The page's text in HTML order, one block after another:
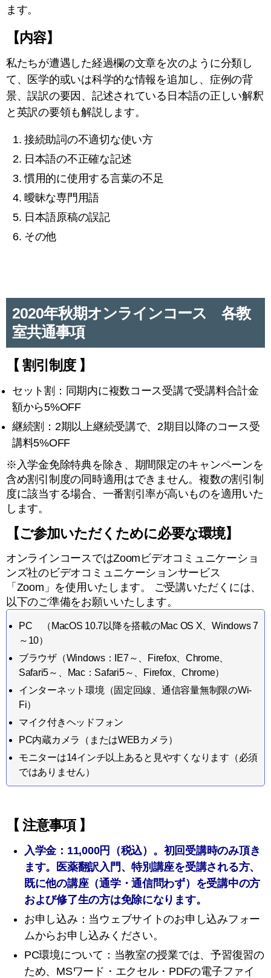
ます。
【内容】
私たちが遭遇した経過欄の文章を次のように分類し
て、医学的或いは科学的な情報を追加し、症例の背
景、誤訳の要因、記述されている日本語の正しい解釈
と英訳の要領も解説します。
接続助詞の不適切な使い方
日本語の不正確な記述
慣用的に使用する言葉の不足
曖昧な専門用語
日本語原稿の誤記
その他
2020年秋期オンラインコース 各教
室共通事項
【 割引制度 】
セット割：同期内に複数コース受講で受講料合計金
額から5%OFF
継続割：2期以上継続受講で、2期目以降のコース受
講料5%OFF
※入学金免除特典を除き、期間限定のキャンペーンを
含め割引制度の同時適用はできません。複数の割引制
度に該当する場合、一番割引率が高いものを適用いた
します。
【ご参加いただくために必要な環境】
オンラインコースではZoomビデオコミュニケーショ
ンズ社のビデオコミュニケーションサービス
「Zoom」を使用いたします。 ご受講いただくには、
以下のご準備をお願いいたします。
PC （MacOS 10.7以降を搭載のMac OS X、Windows 7
～10）
ブラウザ（Windows：IE7～、Firefox、Chrome、
Safari5～、Mac：Safari5～、Firefox、Chrome）
インターネット環境（固定回線、通信容量無制限のWi-
Fi）
マイク付きヘッドフォン
PC内蔵カメラ（またはWEBカメラ）
モニターは14インチ以上あると見やすくなります（必須
ではありません）
【 注意事項 】
入学金：11,000円（税込）。初回受講時のみ頂き
ます。医薬翻訳入門、特別講座を受講される方、
既に他の講座（通学・通信問わず）を受講中の方
および修了生の方は免除になります。
お申し込み：当ウェブサイトのお申し込みフォー
ムからお申し込みください。
PC環境について：当教室の授業では、予習復習の
ため、MSワード・エクセル・PDFの電子ファイ